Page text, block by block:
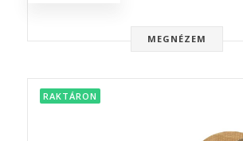
MEGNÉZEM
RAKTÁRON